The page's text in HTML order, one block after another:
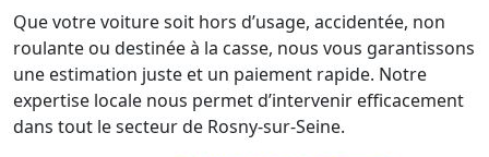
Que votre voiture soit hors d’usage, accidentée, non
roulante ou destinée à la casse, nous vous garantissons
une estimation juste et un paiement rapide. Notre
expertise locale nous permet d’intervenir efficacement
dans tout le secteur de Rosny-sur-Seine.